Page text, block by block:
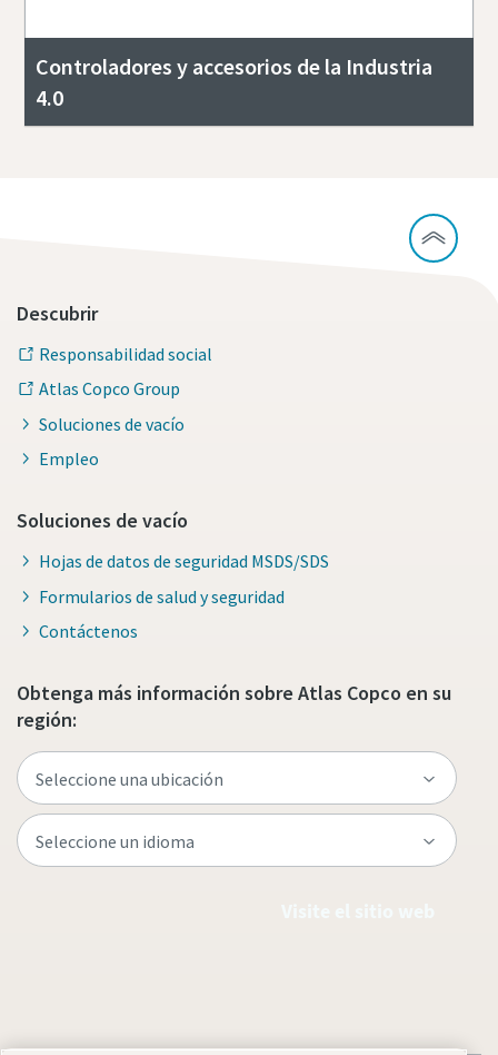
Controladores y accesorios de la Industria
4.0
Descubrir
Responsabilidad social
Atlas Copco Group
Soluciones de vacío
Empleo
Soluciones de vacío
Hojas de datos de seguridad MSDS/SDS
Formularios de salud y seguridad
Contáctenos
Obtenga más información sobre Atlas Copco en su
región: